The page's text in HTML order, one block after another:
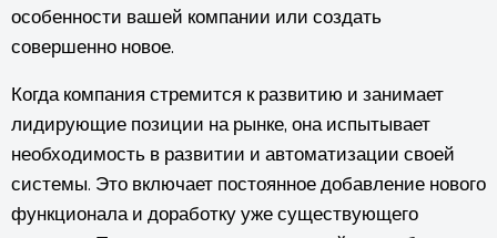
особенности вашей компании или создать
совершенно новое.
Когда компания стремится к развитию и занимает
лидирующие позиции на рынке, она испытывает
необходимость в развитии и автоматизации своей
системы. Это включает постоянное добавление нового
функционала и доработку уже существующего